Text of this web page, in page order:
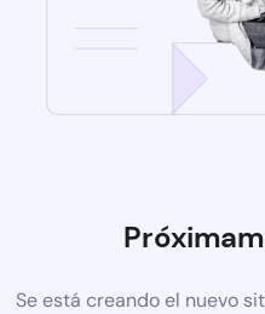
Se está creando el nuevo